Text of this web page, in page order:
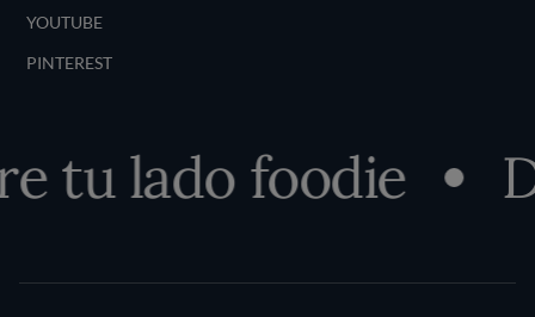
YOUTUBE
PINTEREST
tu lado foodie